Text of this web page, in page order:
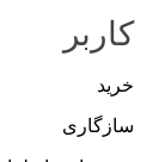
کاربر
خرید
سازگاری